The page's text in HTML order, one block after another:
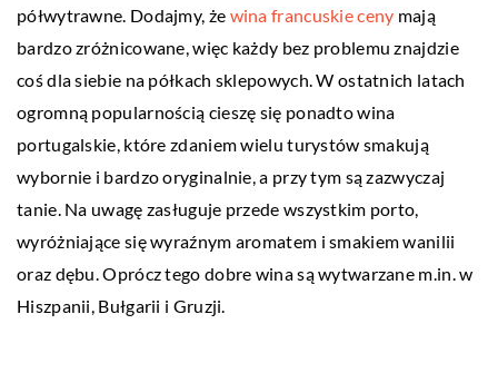
półwytrawne. Dodajmy, że wina francuskie ceny mają
bardzo zróżnicowane, więc każdy bez problemu znajdzie
coś dla siebie na półkach sklepowych. W ostatnich latach
ogromną popularnością cieszę się ponadto wina
portugalskie, które zdaniem wielu turystów smakują
wybornie i bardzo oryginalnie, a przy tym są zazwyczaj
tanie. Na uwagę zasługuje przede wszystkim porto,
wyróżniające się wyraźnym aromatem i smakiem wanilii
oraz dębu. Oprócz tego dobre wina są wytwarzane m.in. w
Hiszpanii, Bułgarii i Gruzji.